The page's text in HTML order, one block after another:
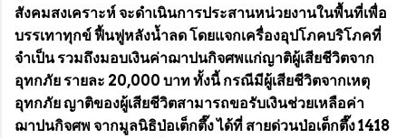
สังคมสงเคราะห์ จะดำเนินการประสานหน่วยงานในพื้นที่เพื่อ
บรรเทาทุกข์ ฟื้นฟูหลังน้ำลด โดยแจกเครื่องอุปโภคบริโภคที่
จำเป็น รวมถึงมอบเงินค่าฌาปนกิจศพแก่ญาติผู้เสียชีวิตจาก
อุทกภัย รายละ 20,000 บาท ทั้งนี้ กรณีมีผู้เสียชีวิตจากเหตุ
อุทกภัย ญาติของผู้เสียชีวิตสามารถขอรับเงินช่วยเหลือค่า
ฌาปนกิจศพ จากมูลนิธิป่อเต็กตึ๊ง ได้ที่ สายด่วนป่อเต็กตึ๊ง 1418